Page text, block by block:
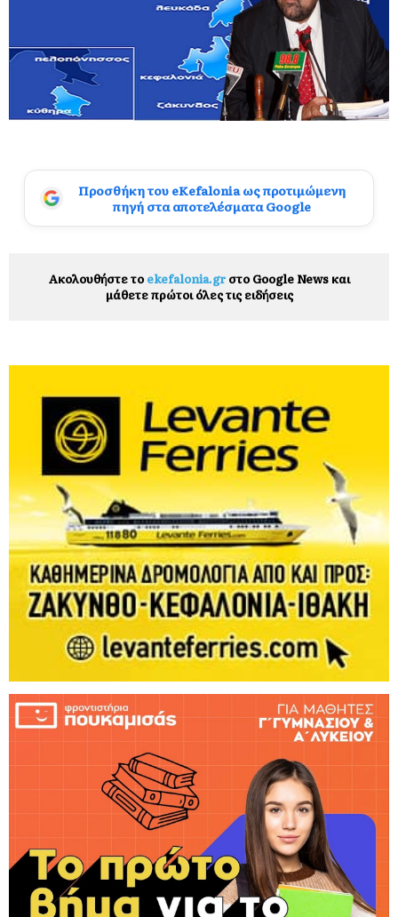
Προσθήκη του eKefalonia ως προτιμώμενη
πηγή στα αποτελέσματα Google
Ακολουθήστε το ekefalonia.grστο Google News και
μάθετε πρώτοι όλες τις ειδήσεις